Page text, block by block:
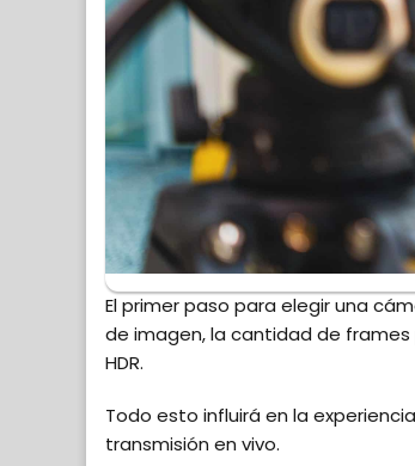
El primer paso para elegir una
de imagen, la cantidad de
HDR.
Todo esto influirá en la
transmisión en vivo.